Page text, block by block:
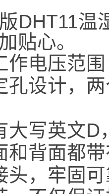
DHT11温
贴心。
作电压范
孔设计，
大写英文D
和背面都
头，牢固